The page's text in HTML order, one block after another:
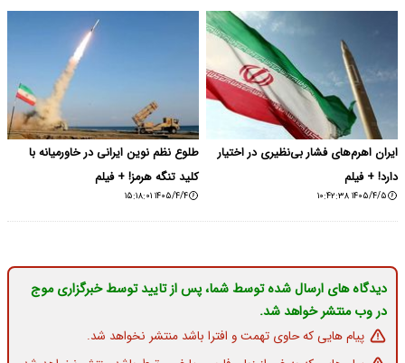
ایران اهرم‌های فشار بی‌نظیری در اختیار
دارد! + فیلم
۱۴۰۵/۴/۵ ۱۰:۴۲:۳۸
طلوع نظم نوین ایرانی در خاورمیانه با
کلید تنگه هرمز! + فیلم
۱۴۰۵/۴/۴ ۱۵:۱۸:۰۱
دیدگاه های ارسال شده توسط شما، پس از تایید توسط خبرگزاری موج
در وب منتشر خواهد شد.
پیام هایی که حاوی تهمت و افترا باشد منتشر نخواهد شد.